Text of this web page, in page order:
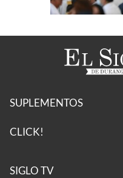
SUPLEMENTOS
CLICK!
SIGLO TV